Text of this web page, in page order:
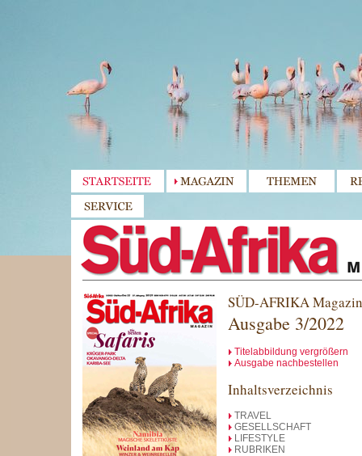
SÜD-AFRIKA Magazin
Ausgabe 3/2022
Titelabbildung vergrößern
Ausgabe nachbestellen
Inhaltsverzeichnis
TRAVEL
GESELLSCHAFT
LIFESTYLE
RUBRIKEN